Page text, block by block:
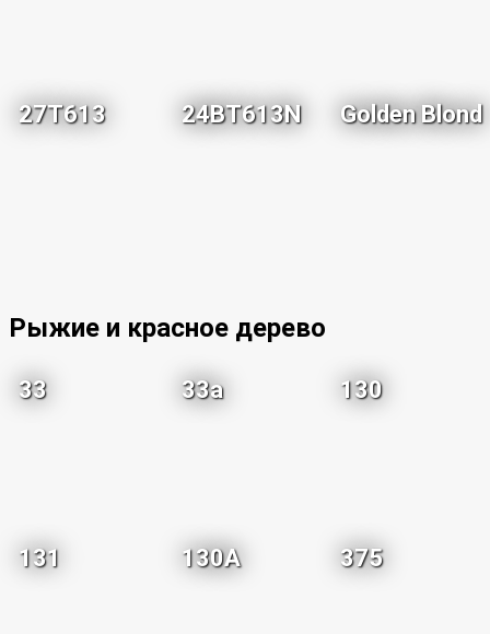
27T613 24BT613N Golden Blond
Рыжие и красное дерево
33 33a 130
131 130A 375